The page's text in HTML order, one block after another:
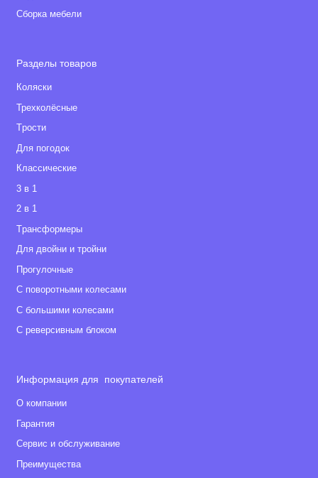
Сборка мебели
Разделы товаров
Коляски
Трехколёсные
Tрости
Для погодок
Классические
3 в 1
2 в 1
Tрансформеры
Для двойни и тройни
Прогулочные
С поворотными колесами
С большими колесами
С реверсивным блоком
Информация для покупателей
О компании
Гарантия
Сервис и обслуживание
Преимущества